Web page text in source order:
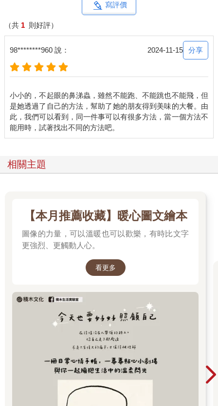
寫評價
（共 1 則好評）
98********960 說： 2024-11-15 分享
小小的，不起眼的鼻涕蟲，雖然不能跑、不能跳也不能飛，但
是她透過了自己的方法，幫助了她的朋友得到美味的大餐。由
此，我們可以看到，同一件事可以有很多方法，當一個方法不
相關主題
【本月推薦收藏】暖心圖文繪本
圖像的力量，可以溫暖也可以歡樂，有時比文字
更強烈、更觸動人心。
看更多